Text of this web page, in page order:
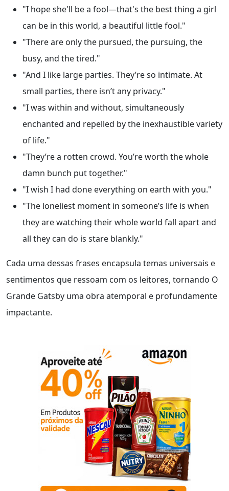
"I hope she'll be a fool—that's the best thing a girl
can be in this world, a beautiful little fool."
"There are only the pursued, the pursuing, the
busy, and the tired."
"And I like large parties. They’re so intimate. At
small parties, there isn’t any privacy."
"I was within and without, simultaneously
enchanted and repelled by the inexhaustible variety
of life."
"They’re a rotten crowd. You’re worth the whole
damn bunch put together."
"I wish I had done everything on earth with you."
"The loneliest moment in someone’s life is when
they are watching their whole world fall apart and
all they can do is stare blankly."
Cada uma dessas frases encapsula temas universais e
sentimentos que ressoam com os leitores, tornando O
Grande Gatsby uma obra atemporal e profundamente
impactante.